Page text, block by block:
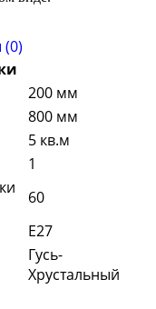
200 мм
800 мм
5 кв.м
1
60
E27
Гусь-
Хрустальный